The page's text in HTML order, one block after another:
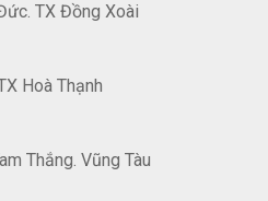
TX Đồng Xoài
Hoà Thạnh
Thắng. Vũng Tàu